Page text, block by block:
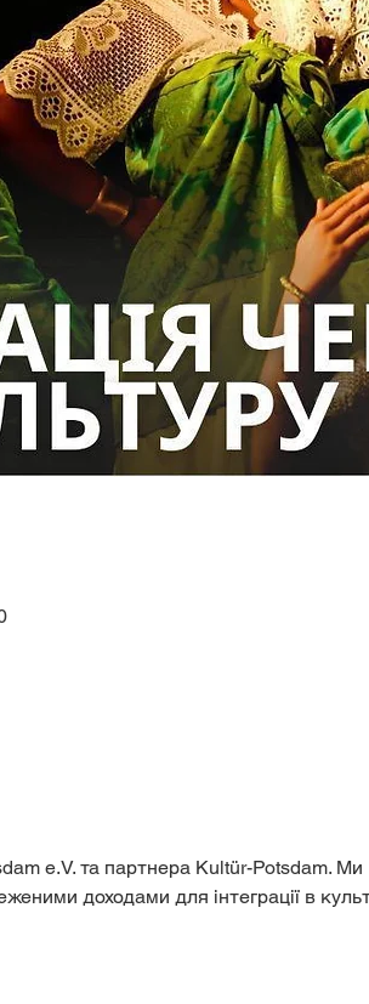
доходами для інтеграції в